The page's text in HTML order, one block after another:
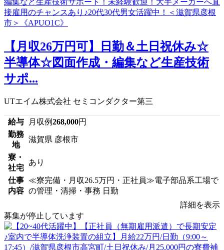
【月収26万円可】日勤＆土日祝休み☆
半導体☆図面作成・編集など生産技術
サポ...
UTエイム株式会社 セミコンダクター第三
給与 月収例268,000円
勤務
地
滋賀県 彦根市
寮・
社宅
あり
仕事
内容
≪寮完備・月収26.5万円・正社員≫電子部品系工場で
の管理・清掃・事務 日勤
詳細を表示
募集が停止しています